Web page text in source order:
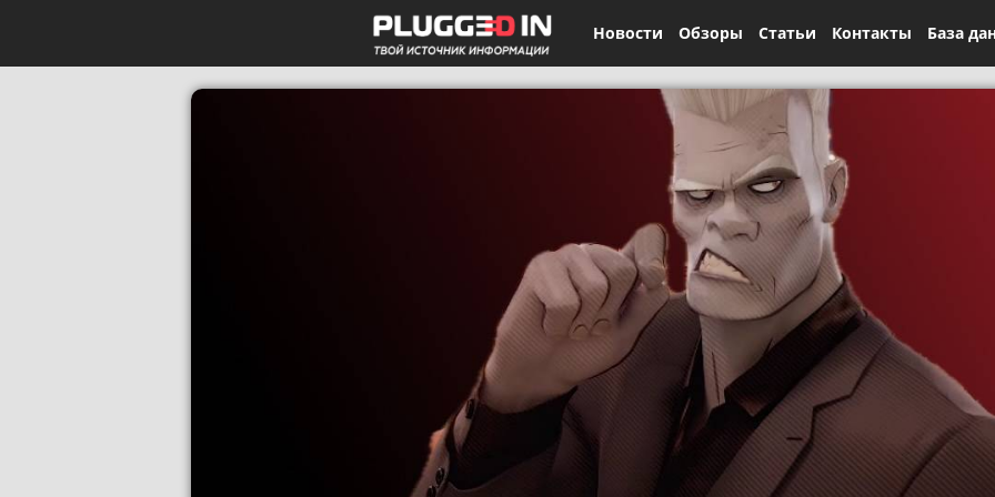
Новости Обзоры Статьи Контакты База